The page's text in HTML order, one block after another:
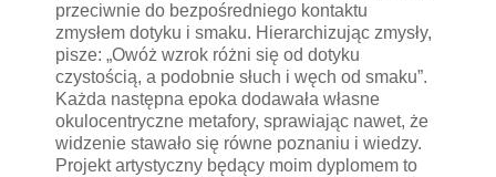
przeciwnie do bezpośredniego kontaktu
zmysłem dotyku i smaku. Hierarchizując zmysły,
pisze: „Owóż wzrok różni się od dotyku
czystością, a podobnie słuch i węch od smaku”.
Każda następna epoka dodawała własne
okulocentryczne metafory, sprawiając nawet, że
widzenie stawało się równe poznaniu i wiedzy.
Projekt artystyczny będący moim dyplomem to